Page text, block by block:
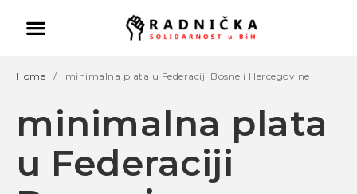
Home / minimalna plata u Federaciji Bosne i Hercegovine
minimalna plata
u Federaciji